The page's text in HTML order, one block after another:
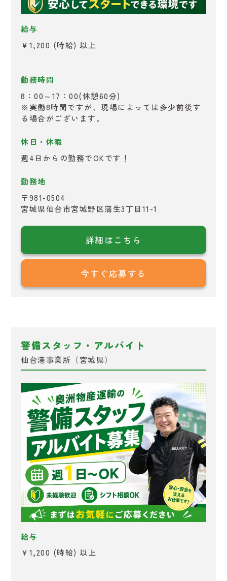
給与
￥1,200 (時給) 以上
勤務時間
8：00～17：00(休憩60分)
※実働8時間ですが、現場によっては多少前後す
る場合がございます。
休日・休暇
週4日からの勤務でOKです！
勤務地
〒981-0504
宮城県仙台市宮城野区蒲生3丁目11-1
詳細はこちら
今すぐ応募する
警備スタッフ・アルバイト
仙台港事業所（宮城県）
給与
￥1,200 (時給) 以上